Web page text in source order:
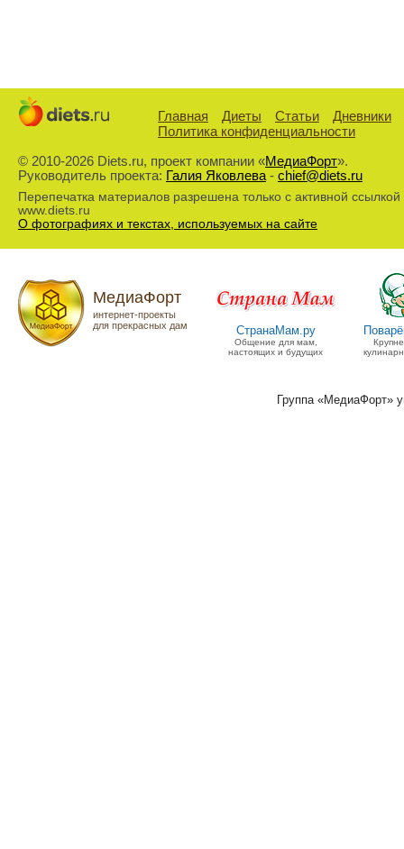
Главная Диеты Статьи
Дневники
Политика конфиденциальности
© 2010-2026 Diets.ru, проект компании «МедиаФорт».
Руководитель проекта: Галия Яковлева- chief@diets.ru
Перепечатка материалов разрешена только с активной ссылкой
www.diets.ru
О фотографиях и текстах, используемых на сайте
МедиаФорт
интернет-проекты
для прекрасных дам
СтранаМам.ру
Общение для мам,
настоящих и будущих
Группа «МедиаФорт»